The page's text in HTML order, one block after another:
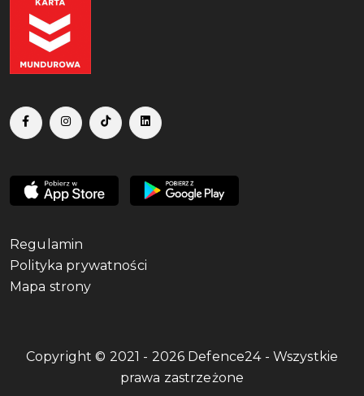
Regulamin
Polityka prywatności
Mapa strony
Copyright © 2021 - 2026 Defence24 - Wszystkie
prawa zastrzeżone